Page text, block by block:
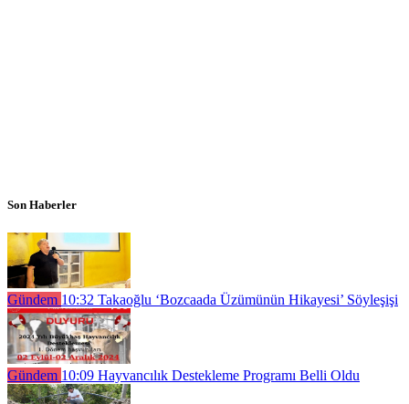
Son Haberler
Gündem 10:32 Takaoğlu ‘Bozcaada Üzümünün Hikayesi’ Söyleşişi
Gündem 10:09 Hayvancılık Destekleme Programı Belli Oldu